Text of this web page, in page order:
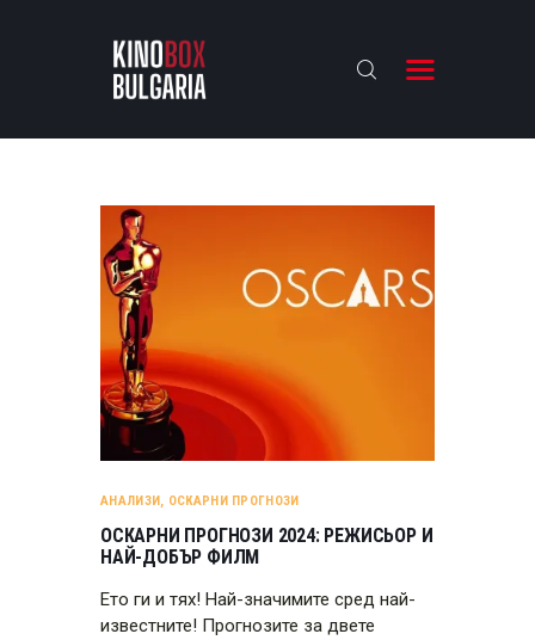
KINOBOX BULGARIA
АНАЛИЗИ
БАХТИ НАГРАДИТЕ
ИНТЕРВЮТА
ЗА НАС
АНАЛИЗИ , ОСКАРНИ ПРОГНОЗИ
ОСКАРНИ ПРОГНОЗИ 2024: РЕЖИСЬОР И
НАЙ-ДОБЪР ФИЛМ
Ето ги и тях! Най-значимите сред най-
известните! Прогнозите за двете